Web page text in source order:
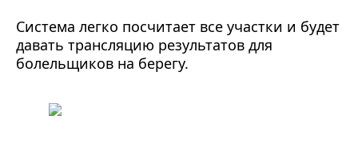
Система легко посчитает все участки и будет
давать трансляцию результатов для
болельщиков на берегу.